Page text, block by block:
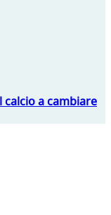
calcio a cambiare